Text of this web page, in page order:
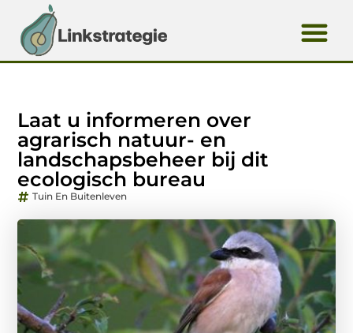
Laat u informeren over
agrarisch natuur- en
landschapsbeheer bij dit
ecologisch bureau
Tuin En Buitenleven